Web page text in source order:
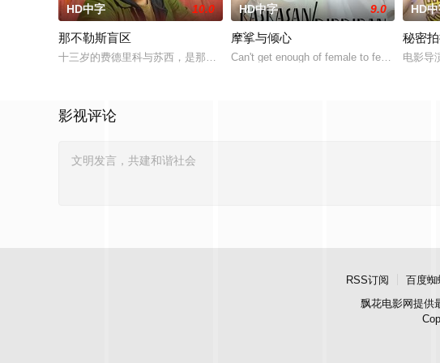
HD中字 10.0
那不勒斯盲区
十三岁的费德里科与苏西，是那不勒斯两大死敌大佬的后代。突然间生活变成了
HD中字 9.0
摩挲与倾心
Can't get enough of female to female
HD
秘密
电影导
影视评论
RSS订阅 百度蜘
飘花电影网提供